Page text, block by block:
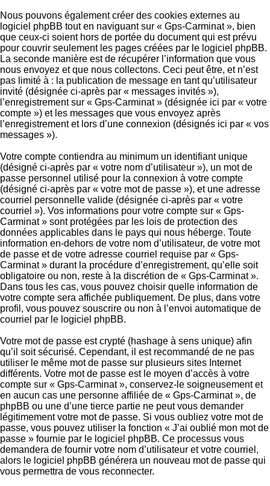
Nous pouvons également créer des cookies externes au
logiciel phpBB tout en naviguant sur « Gps-Carminat », bien
que ceux-ci soient hors de portée du document qui est prévu
pour couvrir seulement les pages créées par le logiciel phpBB.
La seconde manière est de récupérer l’information que vous
nous envoyez et que nous collectons. Ceci peut être, et n’est
pas limité à : la publication de message en tant qu’utilisateur
invité (désignée ci-après par « messages invités »),
l’enregistrement sur « Gps-Carminat » (désignée ici par « votre
compte ») et les messages que vous envoyez après
l’enregistrement et lors d’une connexion (désignés ici par « vos
messages »).
Votre compte contiendra au minimum un identifiant unique
(désigné ci-après par « votre nom d’utilisateur »), un mot de
passe personnel utilisé pour la connexion à votre compte
(désigné ci-après par « votre mot de passe »), et une adresse
courriel personnelle valide (désignée ci-après par « votre
courriel »). Vos informations pour votre compte sur « Gps-
Carminat » sont protégées par les lois de protection des
données applicables dans le pays qui nous héberge. Toute
information en-dehors de votre nom d’utilisateur, de votre mot
de passe et de votre adresse courriel requise par « Gps-
Carminat » durant la procédure d’enregistrement, qu’elle soit
obligatoire ou non, reste à la discrétion de « Gps-Carminat ».
Dans tous les cas, vous pouvez choisir quelle information de
votre compte sera affichée publiquement. De plus, dans votre
profil, vous pouvez souscrire ou non à l’envoi automatique de
courriel par le logiciel phpBB.
Votre mot de passe est crypté (hashage à sens unique) afin
qu’il soit sécurisé. Cependant, il est recommandé de ne pas
utiliser le même mot de passe sur plusieurs sites Internet
différents. Votre mot de passe est le moyen d’accès à votre
compte sur « Gps-Carminat », conservez-le soigneusement et
en aucun cas une personne affiliée de « Gps-Carminat », de
phpBB ou une d’une tierce partie ne peut vous demander
légitimement votre mot de passe. Si vous oubliez votre mot de
passe, vous pouvez utiliser la fonction « J’ai oublié mon mot de
passe » fournie par le logiciel phpBB. Ce processus vous
demandera de fournir votre nom d’utilisateur et votre courriel,
alors le logiciel phpBB générera un nouveau mot de passe qui
vous permettra de vous reconnecter.